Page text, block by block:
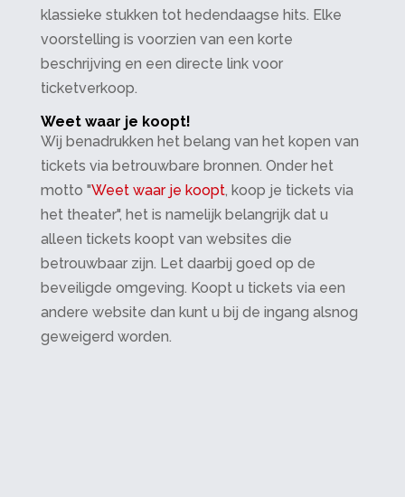
klassieke stukken tot hedendaagse hits. Elke
voorstelling is voorzien van een korte
beschrijving en een directe link voor
ticketverkoop.
Weet waar je koopt!
Wij benadrukken het belang van het kopen van
tickets via betrouwbare bronnen. Onder het
motto "Weet waar je koopt, koop je tickets via
het theater", het is namelijk belangrijk dat u
alleen tickets koopt van websites die
betrouwbaar zijn. Let daarbij goed op de
beveiligde omgeving. Koopt u tickets via een
andere website dan kunt u bij de ingang alsnog
geweigerd worden.